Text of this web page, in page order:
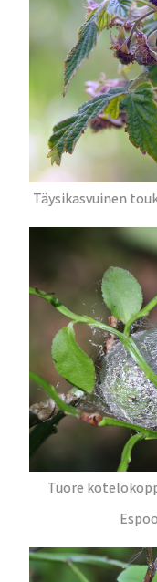
Täysikasvuinen
Tuore